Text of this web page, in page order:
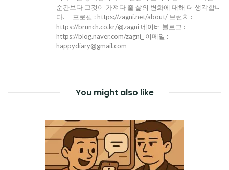
순간보다 그것이 가져다 줄 삶의 변화에 대해 더 생각합니
다. -- 프로필 : https://zagni.net/about/ 브런치 :
https://brunch.co.kr/@zagni 네이버 블로그 :
https://blog.naver.com/zagni_ 이메일 :
happydiary@gmail.com ---
You might also like